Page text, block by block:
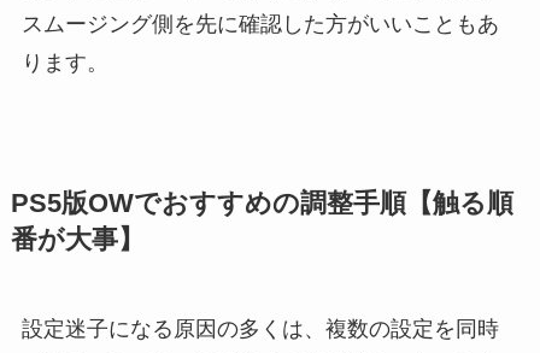
スムージング側を先に確認した方がいいこともあ
ります。
PS5版OWでおすすめの調整手順【触る順
番が大事】
設定迷子になる原因の多くは、複数の設定を同時